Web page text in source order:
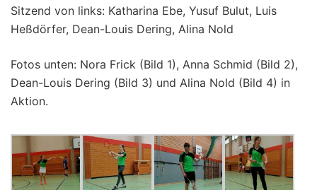
Sitzend von links: Katharina Ebe, Yusuf Bulut, Luis
Heßdörfer, Dean-Louis Dering, Alina Nold
Fotos unten: Nora Frick (Bild 1), Anna Schmid (Bild 2),
Dean-Louis Dering (Bild 3) und Alina Nold (Bild 4) in
Aktion.